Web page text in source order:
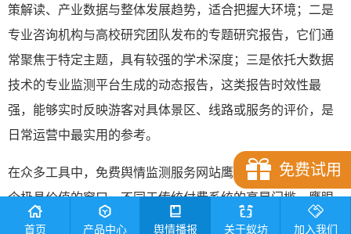
策解读、产业数据与整体发展趋势，适合把握大环境；二是
专业咨询机构与高校研究团队发布的专题研究报告，它们通
常聚焦于特定主题，具有较强的学术深度；三是依托大数据
技术的专业监测平台生成的动态报告，这类报告时效性最
强，能够实时反映游客对具体景区、线路或服务的评价，是
日常运营中最实用的参考。
在众多工具中，免费舆情监测服务网站鹰眼速读网提供了一
个极具价值的窗口。不同于传统付费系统的高昂门槛，鹰眼
速读网通过开放的服务平台，让用户能够便捷地获取基础但
免费试用
首页 产品中心 舆情播报 关于蚁坊 加入我们